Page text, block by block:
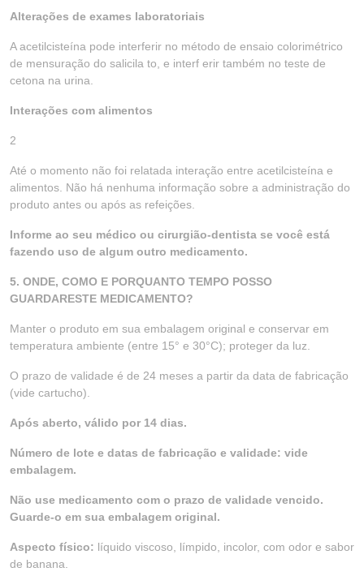
Alterações de exames laboratoriais
A acetilcisteína pode interferir no método de ensaio colorimétrico
de mensuração do salicila to, e interf erir também no teste de
cetona na urina.
Interações com alimentos
2
Até o momento não foi relatada interação entre acetilcisteína e
alimentos. Não há nenhuma informação sobre a administração do
produto antes ou após as refeições.
Informe ao seu médico ou cirurgião-dentista se você está
fazendo uso de algum outro medicamento.
5. ONDE, COMO E PORQUANTO TEMPO POSSO
GUARDARESTE MEDICAMENTO?
Manter o produto em sua embalagem original e conservar em
temperatura ambiente (entre 15° e 30°C); proteger da luz.
O prazo de validade é de 24 meses a partir da data de fabricação
(vide cartucho).
Após aberto, válido por 14 dias.
Número de lote e datas de fabricação e validade: vide
embalagem.
Não use medicamento com o prazo de validade vencido.
Guarde-o em sua embalagem original.
Aspecto físico: líquido viscoso, límpido, incolor, com odor e sabor
de banana.